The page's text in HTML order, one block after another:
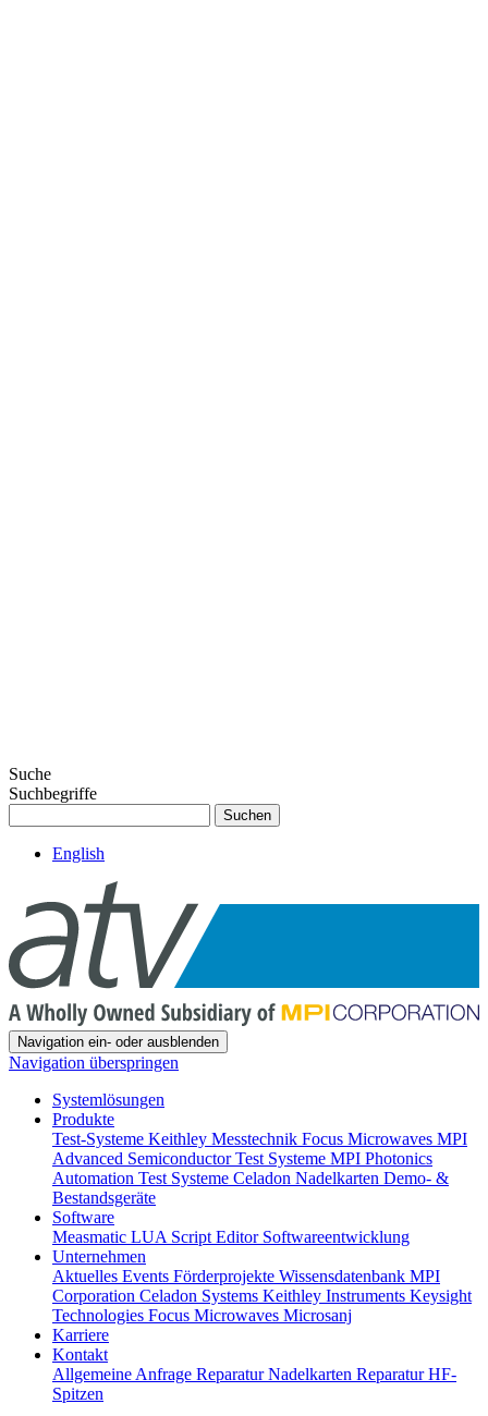
Suche
Suchbegriffe
Suchen
English
Navigation ein- oder ausblenden
Navigation überspringen
Systemlösungen
Produkte
Test-Systeme Keithley Messtechnik Focus Microwaves MPI
Advanced Semiconductor Test Systeme MPI Photonics
Automation Test Systeme Celadon Nadelkarten Demo- &
Bestandsgeräte
Software
Measmatic LUA Script Editor Softwareentwicklung
Unternehmen
Aktuelles Events Förderprojekte Wissensdatenbank MPI
Corporation Celadon Systems Keithley Instruments Keysight
Technologies Focus Microwaves Microsanj
Karriere
Kontakt
Allgemeine Anfrage Reparatur Nadelkarten Reparatur HF-
Spitzen